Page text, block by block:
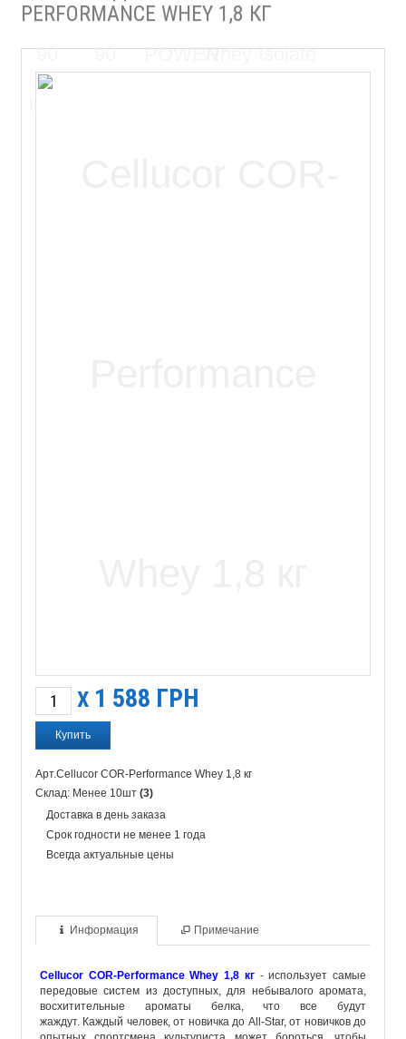
PERFORMANCE WHEY 1,8 КГ
X 1 588 ГРН
Арт.Cellucor COR-Performance Whey 1,8 кг
Склад: Менее 10шт (3)
Доставка в день заказа
Срок годности не менее 1 года
Всегда актуальные цены
Информация Примечание
Cellucor COR-Performance Whey 1,8 кг-использует самые
передовые систем из доступных, для небывалого аромата,
восхитительные ароматы белка, что все будут
жаждут. Каждый человек, от новичка до All-Star, от новичков до